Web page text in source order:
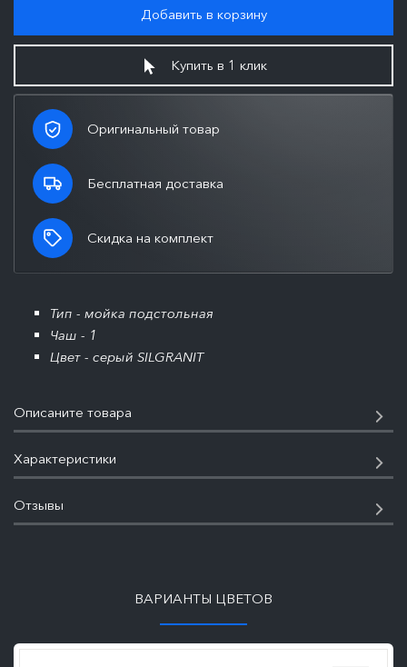
Добавить в корзину
Купить в 1 клик
Оригинальный товар
Бесплатная доставка
Скидка на комплект
Тип - мойка подстольная
Чаш - 1
Цвет - серый SILGRANIT
Описаните товара
Характеристики
Отзывы
ВАРИАНТЫ ЦВЕТОВ